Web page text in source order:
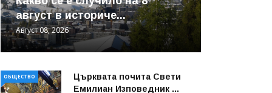
август в историче...
Август 08, 2026
ОБЩЕСТВО
Църквата почита Свeти
Емилиан Изповедник ...